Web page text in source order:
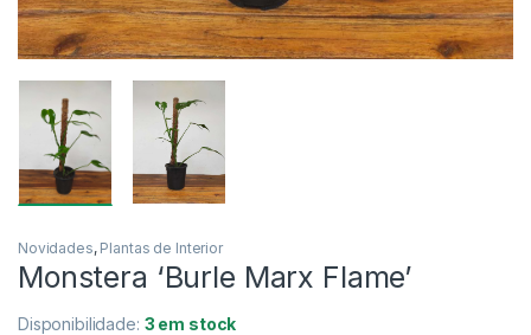
Novidades, Plantas de Interior
Monstera ‘Burle Marx Flame’
Disponibilidade: 3 em stock